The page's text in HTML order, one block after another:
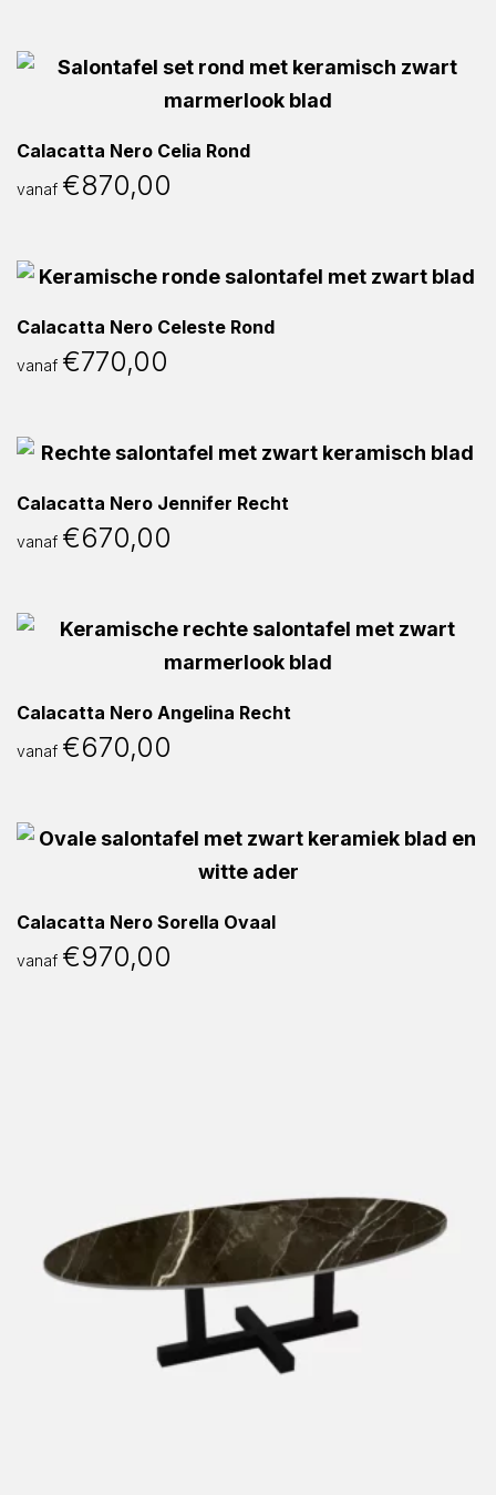
Calacatta Nero Celia Rond
vanaf €870,00
Calacatta Nero Celeste Rond
vanaf €770,00
Calacatta Nero Jennifer Recht
vanaf €670,00
Calacatta Nero Angelina Recht
vanaf €670,00
Calacatta Nero Sorella Ovaal
vanaf €970,00